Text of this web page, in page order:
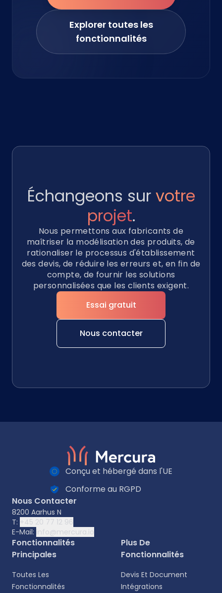
Explorer toutes les
fonctionnalités
Échangeons sur votre
projet.
Nous permettons aux fabricants de
maîtriser la modélisation des produits, de
rationaliser le processus d'établissement
des devis, de réduire les erreurs et, en fin de
compte, de fournir les solutions
personnalisées que les clients exigent.
Essai gratuit
Nous contacter
Conçu et hébergé dans l'UE
Conforme au RGPD
Nous Contacter
8200 Aarhus N
T: +45 20 77 12 96
E-Mail: info@mercura.io
Fonctionnalités
Principales
Toutes Les
Fonctionnalités
Plus De
Fonctionnalités
Devis Et Document
Intégrations